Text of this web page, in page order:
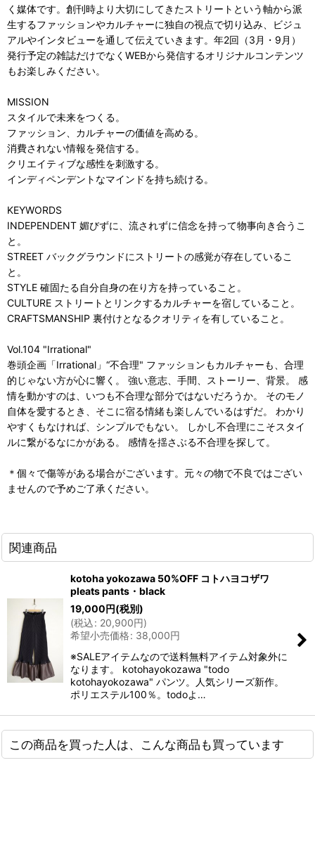
く媒体です。創刊時より大切にしてきたストリートという軸から派
生するファッションやカルチャーに独自の視点で切り込み、ビジュ
アルやインタビューを通して伝えていきます。年2回（3月・9月）
発行予定の雑誌だけでなくWEBから発信するオリジナルコンテンツ
もお楽しみください。
MISSION
スタイルで未来をつくる。
ファッション、カルチャーの価値を高める。
消費されない情報を発信する。
クリエイティブな感性を刺激する。
インディペンデントなマインドを持ち続ける。
KEYWORDS
INDEPENDENT 媚びずに、流されずに信念を持って物事向き合うこ
と。
STREET バックグラウンドにストリートの感覚が存在しているこ
と。
STYLE 確固たる自分自身の在り方を持っていること。
CULTURE ストリートとリンクするカルチャーを宿していること。
CRAFTSMANSHIP 裏付けとなるクオリティを有していること。
Vol.104 "Irrational"
巻頭企画「Irrational」“不合理" ファッションもカルチャーも、合理
的じゃない方が心に響く。 強い意志、手間、ストーリー、背景。 感
情を動かすのは、いつも不合理な部分ではないだろうか。 そのモノ
自体を愛するとき、そこに宿る情緒も楽しんでいるはずだ。 わかり
やすくもなければ、シンプルでもない。 しかし不合理にこそスタイ
ルに繋がるなにかがある。 感情を揺さぶる不合理を探して。
＊個々で傷等がある場合がございます。元々の物で不良ではござい
ませんので予めご了承ください。
関連商品
kotoha yokozawa 50%OFF コトハヨコザワ
pleats pants・black
19,000円(税別)
(税込: 20,900円)
希望小売価格: 38,000円
※SALEアイテムなので送料無料アイテム対象外に
なります。 kotohayokozawa "todo
kotohayokozawa" パンツ。人気シリーズ新作。
ポリエステル100％。todoよ…
この商品を買った人は、こんな商品も買っています